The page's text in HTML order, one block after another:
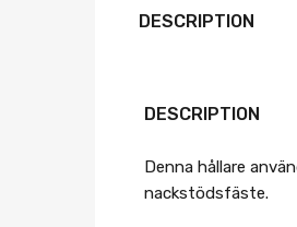
DESCRIPTION
DESCRIPTION
Denna hållare
nackstödsfäste.